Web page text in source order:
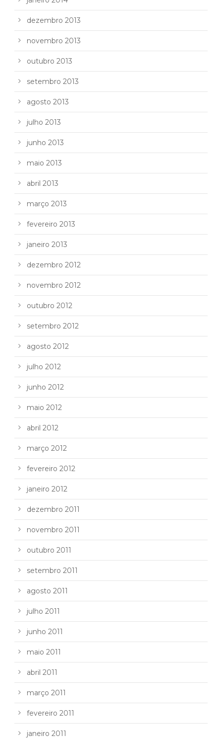
dezembro 2013
novembro 2013
outubro 2013
setembro 2013
agosto 2013
julho 2013
junho 2013
maio 2013
abril 2013
março 2013
fevereiro 2013
janeiro 2013
dezembro 2012
novembro 2012
outubro 2012
setembro 2012
agosto 2012
julho 2012
junho 2012
maio 2012
abril 2012
março 2012
fevereiro 2012
janeiro 2012
dezembro 2011
novembro 2011
outubro 2011
setembro 2011
agosto 2011
julho 2011
junho 2011
maio 2011
abril 2011
março 2011
fevereiro 2011
janeiro 2011